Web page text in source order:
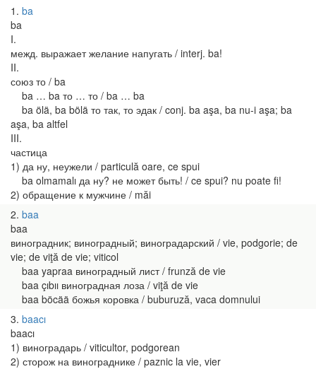
1 ba
ba
I.
межд. выражает желание напугать / interj. ba!
II.
союз то / ba
ba … ba то … то / ba … ba
ba ölä, ba bölä то так, то эдак / conj. ba aşa, ba nu-i aşa; ba
aşa, ba altfel
III.
частица
1) да ну, неужели / particulă oare, ce spui
ba olmamalı да ну? не может быть! / ce spui? nu poate fi!
2) обращение к мужчине / măi
2 baa
baa
виноградник; виноградный; виноградарский / vie, podgorie; de
vie; de viţă de vie; viticol
baa yapraa виноградный лист / frunză de vie
baa çıbıı виноградная лоза / viţă de vie
baa böcää божья коровка / buburuză, vaca domnului
3 baacı
baacı
1) виноградарь / viticultor, podgorean
2) сторож на винограднике / paznic la vie, vier